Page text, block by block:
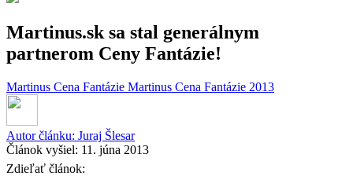
Martinus.sk sa stal generálnym
partnerom Ceny Fantázie!
Martinus Cena Fantázie Martinus Cena Fantázie 2013
Autor článku: Juraj Šlesar
Článok vyšiel: 11. júna 2013
Zdieľať článok: